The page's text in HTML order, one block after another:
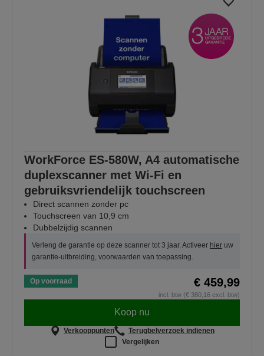
WorkForce ES-580W, A4 automatische
duplexscanner met Wi-Fi en
gebruiksvriendelijk touchscreen
Direct scannen zonder pc
Touchscreen van 10,9 cm
Dubbelzijdig scannen
Verleng de garantie op deze scanner tot 3 jaar. Activeer hier uw
garantie-uitbreiding, voorwaarden van toepassing.
Op voorraad € 459,99
incl. btw (€ 380,16 excl. btw)
Koop nu
Verkooppunten
Terugbelverzoek indienen
Vergelijken